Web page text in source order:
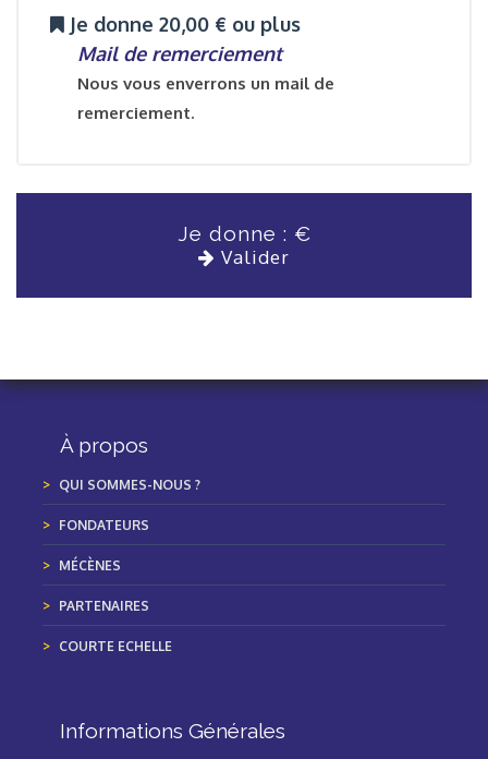
Je donne 20,00 € ou plus
Mail de remerciement
Nous vous enverrons un mail de
remerciement.
Je donne : €
Valider
À propos
QUI SOMMES-NOUS ?
FONDATEURS
MÉCÈNES
PARTENAIRES
COURTE ECHELLE
Informations Générales